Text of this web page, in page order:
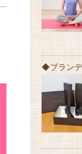
◆ブラン